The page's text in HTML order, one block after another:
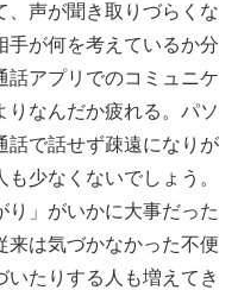
、声が聞き取りづらくな
手が何を考えているか分
話アプリでのコミュニケ
りなんだか疲れる。パソ
話で話せず疎遠になりが
少なくないでしょう。
り」がいかに大事だった
来は気づかなかった不便
たりする人も増えてき